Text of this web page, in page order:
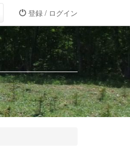
登録 / ログイン